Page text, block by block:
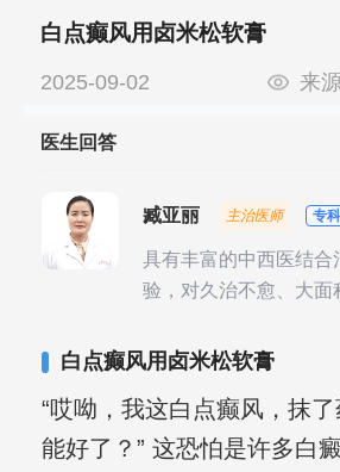
白点癫风用卤米松软膏
2025-09-02 来
医生回答
臧亚丽 主治医师 专科
具有丰富的中西医结合
验，对久治不愈、大面
白点癫风用卤米松软膏
“哎呦，我这白点癫风，抹
能好了？” 这恐怕是许多白